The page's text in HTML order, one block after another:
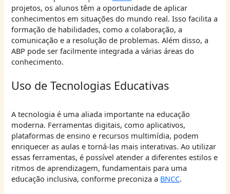
projetos, os alunos têm a oportunidade de aplicar
conhecimentos em situações do mundo real. Isso facilita a
formação de habilidades, como a colaboração, a
comunicação e a resolução de problemas. Além disso, a
ABP pode ser facilmente integrada a várias áreas do
conhecimento.
Uso de Tecnologias Educativas
A tecnologia é uma aliada importante na educação
moderna. Ferramentas digitais, como aplicativos,
plataformas de ensino e recursos multimídia, podem
enriquecer as aulas e torná-las mais interativas. Ao utilizar
essas ferramentas, é possível atender a diferentes estilos e
ritmos de aprendizagem, fundamentais para uma
educação inclusiva, conforme preconiza a BNCC.